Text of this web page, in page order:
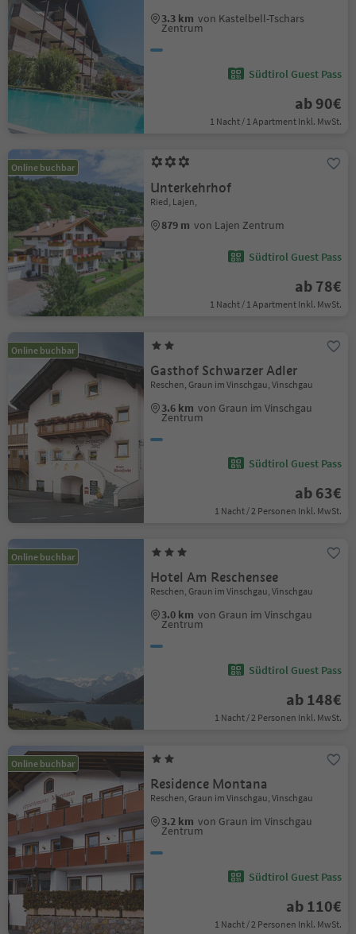
3.3 km von Kastelbell-Tschars
Zentrum
Südtirol Guest Pass
ab 90€
1 Nacht / 1 Apartment Inkl. MwSt.
Online buchbar
Unterkehrhof
Ried, Lajen,
879 m von Lajen Zentrum
Südtirol Guest Pass
ab 78€
1 Nacht / 1 Apartment Inkl. MwSt.
Online buchbar
Gasthof Schwarzer Adler
Reschen, Graun im Vinschgau, Vinschgau
3.6 km von Graun im Vinschgau
Zentrum
Südtirol Guest Pass
ab 63€
1 Nacht / 2 Personen Inkl. MwSt.
Online buchbar
Hotel Am Reschensee
Reschen, Graun im Vinschgau, Vinschgau
3.0 km von Graun im Vinschgau
Zentrum
Südtirol Guest Pass
ab 148€
1 Nacht / 2 Personen Inkl. MwSt.
Online buchbar
Residence Montana
Reschen, Graun im Vinschgau, Vinschgau
3.2 km von Graun im Vinschgau
Zentrum
Südtirol Guest Pass
ab 110€
1 Nacht / 2 Personen Inkl. MwSt.